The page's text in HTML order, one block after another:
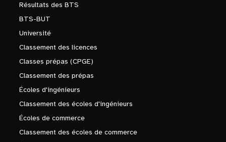
Résultats des BTS
BTS-BUT
Université
Classement des licences
Classes prépas (CPGE)
Classement des prépas
Écoles d'ingénieurs
Classement des écoles d'ingénieurs
Écoles de commerce
Classement des écoles de commerce